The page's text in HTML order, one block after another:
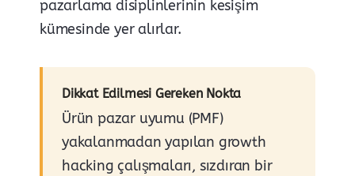
pazarlama disiplinlerinin kesişim
kümesinde yer alırlar.
Dikkat Edilmesi Gereken Nokta
Ürün pazar uyumu (PMF)
yakalanmadan yapılan growth
hacking çalışmaları, sızdıran bir